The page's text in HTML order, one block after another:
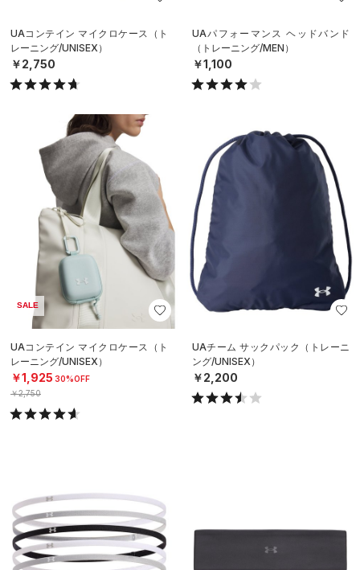
UAコンテイン マイクロケース（ト
レーニング/UNISEX）
￥2,750
UAパフォーマンス ヘッドバンド
（トレーニング/MEN）
￥1,100
SALE
UAコンテイン マイクロケース（ト
レーニング/UNISEX）
￥1,925 30%OFF
￥2,750
UAチーム サックパック（トレーニ
ング/UNISEX）
￥2,200